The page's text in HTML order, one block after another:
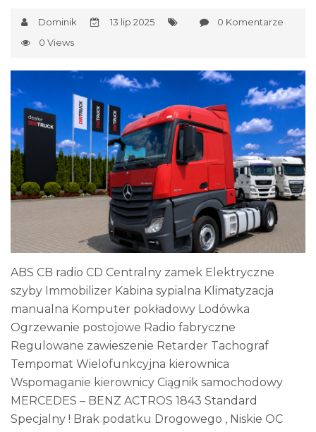
Dominik 13 lip 2025
0 Komentarze
0 Views
ABS CB radio CD Centralny zamek Elektryczne
szyby Immobilizer Kabina sypialna Klimatyzacja
manualna Komputer pokładowy Lodówka
Ogrzewanie postojowe Radio fabryczne
Regulowane zawieszenie Retarder Tachograf
Tempomat Wielofunkcyjna kierownica
Wspomaganie kierownicy Ciągnik samochodowy
MERCEDES – BENZ ACTROS 1843 Standard
Specjalny ! Brak podatku Drogowego , Niskie OC